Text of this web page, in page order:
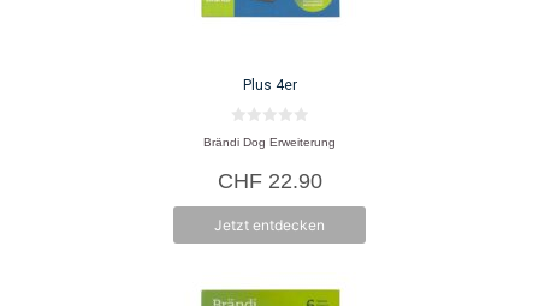
Plus 4er
0
v
n
Brändi Dog Erweiterung
CHF22.90
Jetzt entdecken